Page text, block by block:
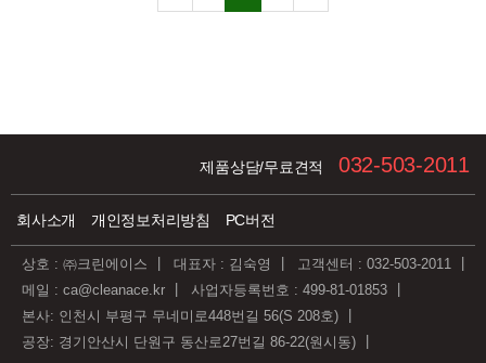
제품상담/무료견적 032-503-2011
회사소개 개인정보처리방침 PC버전
상호 : ㈜크린에이스 대표자 : 김숙영
고객센터 : 032-503-2011
메일 : ca@cleanace.kr
사업자등록번호 : 499-81-01853
본사: 인천시 부평구 무네미로448번길 56(S 208호)
공장: 경기안산시 단원구 동산로27번길 86-22(원시동)